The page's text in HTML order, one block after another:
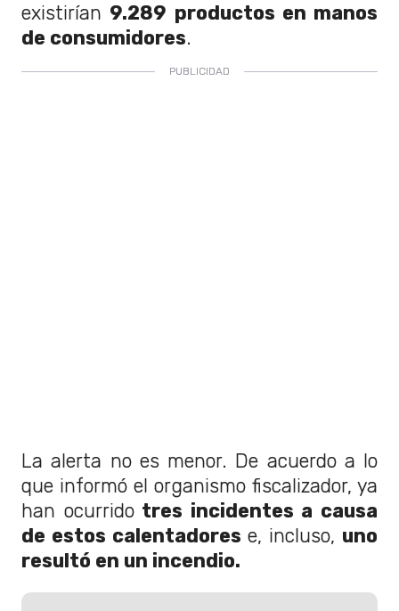
existirían 9.289 productos en manos
de consumidores.
La alerta no es menor. De acuerdo a lo
que informó el organismo fiscalizador, ya
han ocurridotres incidentes a causa
de estos calentadores e, incluso, uno
resultó en un incendio.